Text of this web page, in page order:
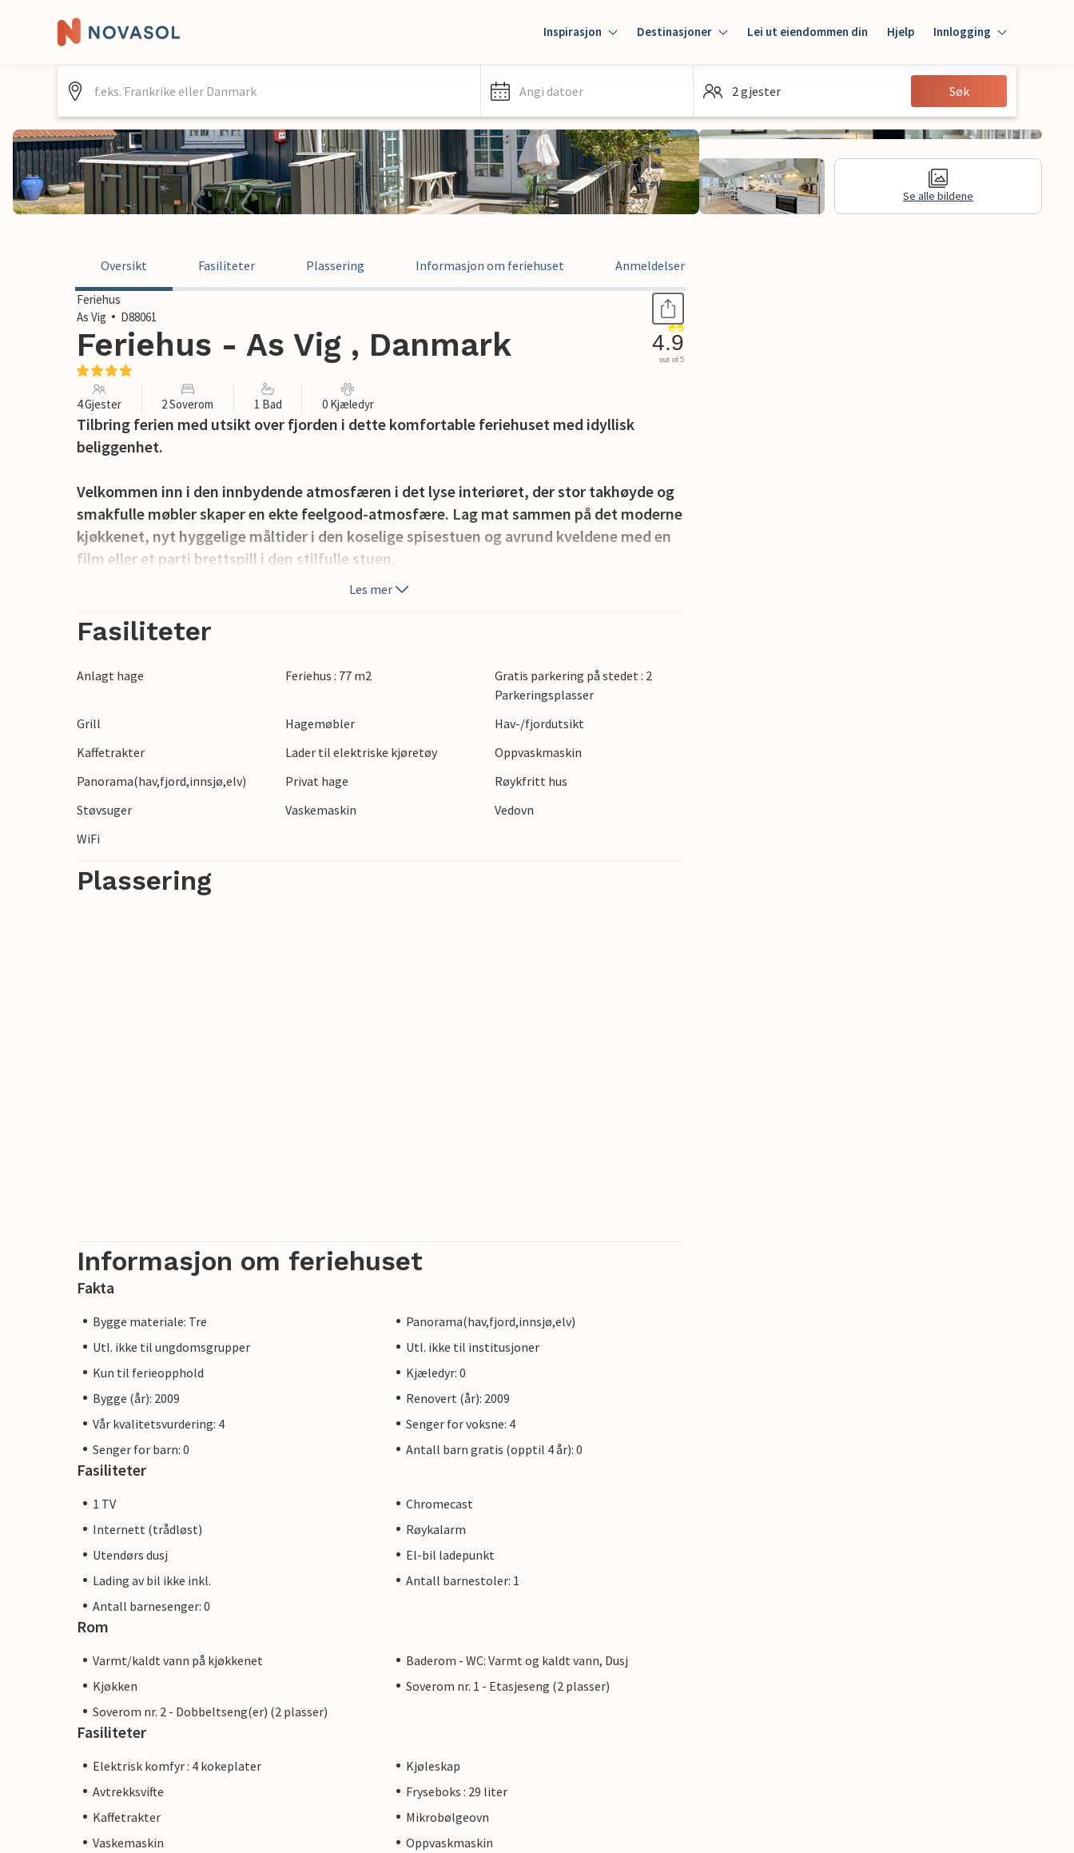
Inspirasjon Destinasjoner Lei ut eiendommen din Hjelp Innlogging
Innlogging
Gjest
Angi datoer 2 gjester Søk
Se alle bildene
Oversikt Fasiliteter Plassering Informasjon om feriehuset Anmeldelser
Feriehus
As Vig
D88061
Feriehus - As Vig , Danmark 4.9
out of 5
4 Gjester 2 Soverom 1 Bad 0 Kjæledyr
Tilbring ferien med utsikt over fjorden i dette komfortable feriehuset med idyllisk
beliggenhet.
Velkommen inn i den innbydende atmosfæren i det lyse interiøret, der stor takhøyde og
smakfulle møbler skaper en ekte feelgood-atmosfære. Lag mat sammen på det moderne
kjøkkenet, nyt hyggelige måltider i den koselige spisestuen og avrund kveldene med en
film eller et parti brettspill i den stilfulle stuen.
terrassen med utsikt over havet, organiser en grillfest eller avslutt dagen med et glass
Utforsk området rundt, og besøk den sjarmerende byen Juelsminde med sine kafeer og
butikker. Ta en sykkeltur langs kysten, utforsk naturreservatet Boller Nederskov eller
oppdag den sjarmerende havnen i Horsens - den ideelle kombinasjonen av avslapping og
eventyr.
Les mer
Fasiliteter
Anlagt hage Feriehus : 77 m2
Gratis parkering på stedet : 2
Parkeringsplasser
Grill
Hagemøbler
Hav-/fjordutsikt
Kaffetrakter
Lader til elektriske kjøretøy
Oppvaskmaskin
Panorama(hav,fjord,innsjø,elv)
Privat hage
Røykfritt hus
Støvsuger
Vaskemaskin
Vedovn
WiFi
Plassering
Informasjon om feriehuset
Fakta
Bygge materiale: Tre
Panorama(hav,fjord,innsjø,elv)
Utl. ikke til ungdomsgrupper
Utl. ikke til institusjoner
Kun til ferieopphold
Kjæledyr: 0
Bygge (år): 2009
Renovert (år): 2009
Vår kvalitetsvurdering: 4
Senger for voksne: 4
Senger for barn: 0
Antall barn gratis (opptil 4 år): 0
Fasiliteter
1 TV
Chromecast
Internett (trådløst)
Røykalarm
Utendørs dusj
El-bil ladepunkt
Lading av bil ikke inkl.
Antall barnestoler: 1
Antall barnesenger: 0
Rom
Varmt/kaldt vann på kjøkkenet
Baderom - WC: Varmt og kaldt vann, Dusj
Kjøkken
Soverom nr. 1 - Etasjeseng (2 plasser)
Soverom nr. 2 - Dobbeltseng(er) (2 plasser)
Fasiliteter
Elektrisk komfyr : 4 kokeplater
Kjøleskap
Avtrekksvifte
Fryseboks : 29 liter
Kaffetrakter
Mikrobølgeovn
Vaskemaskin
Oppvaskmaskin